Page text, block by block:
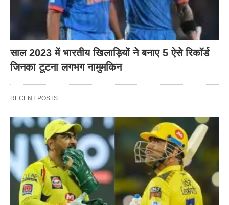
साल 2023 में भारतीय खिलाड़ियों ने बनाए 5 ऐसे रिकॉर्ड
जिनका टूटना लगभग नामुमकिन
RECENT POSTS